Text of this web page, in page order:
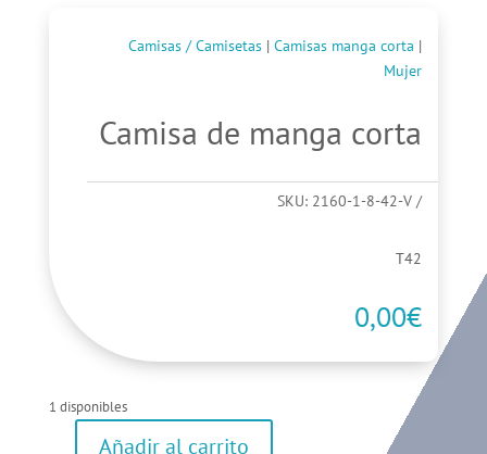
Camisas / Camisetas |Camisas manga corta |
Mujer
Camisa de manga corta
SKU: 2160-1-8-42-V
T42
0,00€
1 disponibles
Añadir al carrito